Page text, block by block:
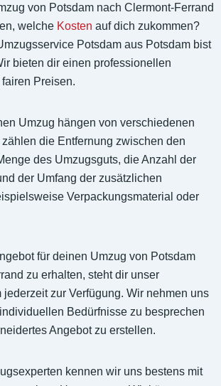
von Potsdam nach Clermont-Ferrand
welche Kosten auf dich zukommen?
Potsdam aus Potsdam bist
bieten dir einen professionellen
Preisen.
Umzug hängen von verschiedenen
die Entfernung zwischen den
des Umzugsguts, die Anzahl der
der Umfang der zusätzlichen
Verpackungsmaterial oder
für deinen Umzug von Potsdam
zu erhalten, steht dir unser
jederzeit zur Verfügung. Wir nehmen uns
Bedürfnisse zu besprechen
Angebot zu erstellen.
kennen wir uns bestens mit